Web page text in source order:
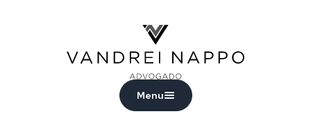
Menu